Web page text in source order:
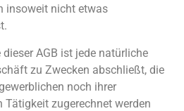
insoweit nicht etwas
AGB ist jede natürliche
zu Zwecken abschließt, die
noch ihrer
zugerechnet werden